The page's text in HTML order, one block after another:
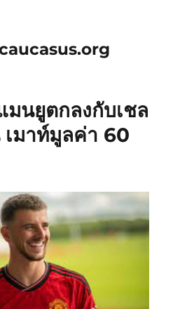
นยูตกลงกับเชล
มาท์มูลค่า 60